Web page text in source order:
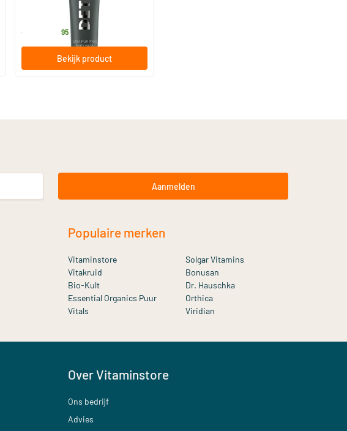
vanaf 95
Bekijk product
Aanmelden
Populaire merken
Vitaminstore
Solgar Vitamins
Vitakruid
Bonusan
Bio-Kult
Dr. Hauschka
Essential Organics Puur
Orthica
Vitals
Viridian
Over Vitaminstore
Ons bedrijf
Advies